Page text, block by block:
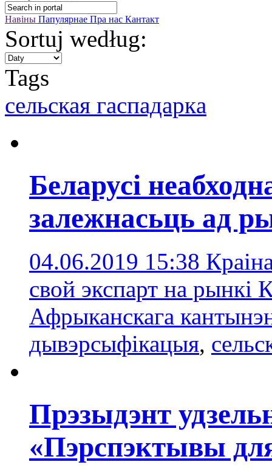
Навіны Папулярнае Пра нас Кантакт
Sortuj według:
Tags
сельская гаспадаркa
Беларусі
залежнасьць ад
04.06.2019 15:38
свой экспарт на рынкі
Афрыканскага
дывэрсыфікацыя,
Прэзыдэнт
«Пэрспэктывы